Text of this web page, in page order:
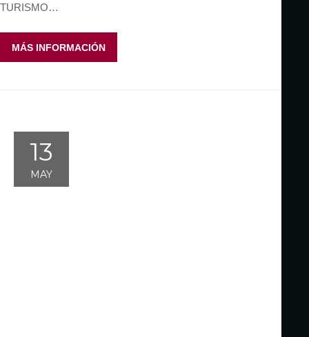
TURISMO…
MÁS INFORMACIÓN
13
MAY